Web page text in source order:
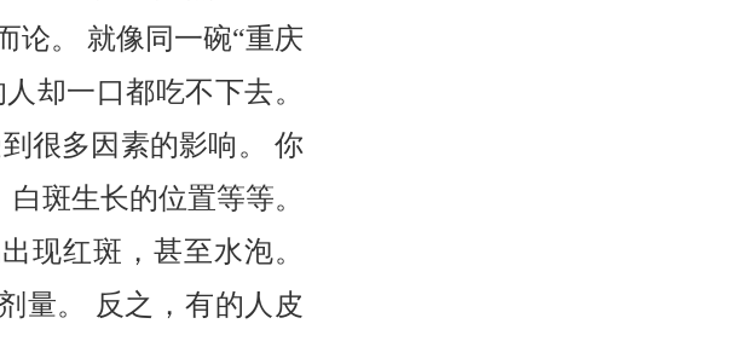
论。 就像同一碗“重庆
却一口都吃不下去。
很多因素的影响。 你
斑生长的位置等等。
现红斑，甚至水泡。
量。 反之，有的人皮